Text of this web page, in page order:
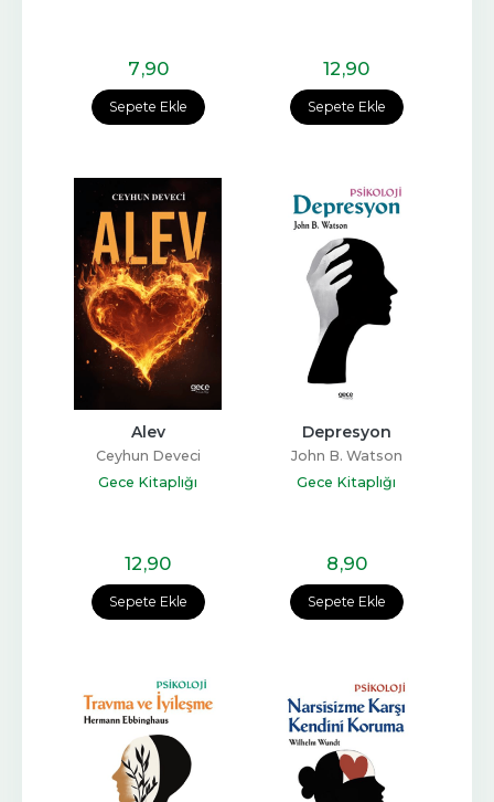
Sepete Ekle
7,90
Sepete Ekle
12,90
Sepete Ekle
Alev
Ceyhun Deveci
Gece Kitaplığı
12,90
Sepete Ekle
Depresyon
John B. Watson
Gece Kitaplığı
8,90